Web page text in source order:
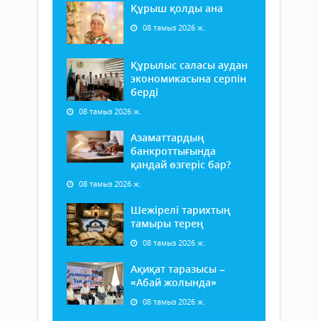
Құрыш қолды ана
08 тамыз 2026 ж.
Құрылыс саласы аудан
экономикасына серпін
берді
08 тамыз 2026 ж.
Азаматтардың
банкроттығында
қандай өзгеріс бар?
08 тамыз 2026 ж.
Шежірелі тарихтың
тамыры терең
08 тамыз 2026 ж.
Ақиқат таразысы –
«Абай жолында»
08 тамыз 2026 ж.